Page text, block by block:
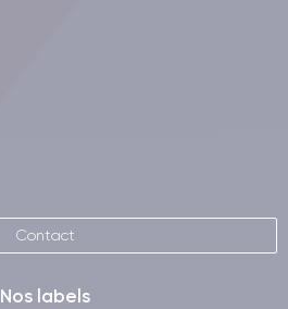
Contact
Nos labels